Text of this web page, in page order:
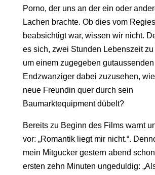
Porno, der uns an der ein oder
Lachen brachte. Ob dies vom
beabsichtigt war, wissen wir nicht.
es sich, zwei Stunden Lebenszeit
um einem zugegeben gutaussenden
Endzwanziger dabei zuzusehen,
neue Freundin quer durch sein
Baumarktequipment dübelt?
Bereits zu Beginn des Films warnt
vor: „Romantik liegt mir nicht.“.
mein Mitgucker gestern abend
ersten zehn Minuten ungeduldig: